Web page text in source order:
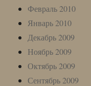
Февраль 2010
Январь 2010
Декабрь 2009
Ноябрь 2009
Октябрь 2009
Сентябрь 2009